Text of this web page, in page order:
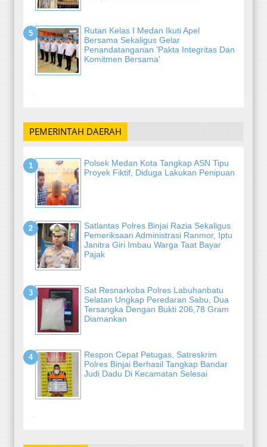
Rutan Kelas I Medan Ikuti Apel
Bersama Sekaligus Gelar
Penandatanganan 'Pakta Integritas Dan
Komitmen Bersama'
-
PEMERINTAH DAERAH
Polsek Medan Kota Tangkap ASN Tipu
Proyek Fiktif, Diduga Lakukan Penipuan
Satlantas Polres Binjai Razia Sekaligus
Pemeriksaan Administrasi Ranmor, Iptu
Janitra Giri Imbau Warga Taat Bayar
Pajak
Sat Resnarkoba Polres Labuhanbatu
Selatan Ungkap Peredaran Sabu, Dua
Tersangka Dengan Bukti 206,78 Gram
Diamankan
Respon Cepat Petugas, Satreskrim
Polres Binjai Berhasil Tangkap Bandar
Judi Dadu Di Kecamatan Selesai
-